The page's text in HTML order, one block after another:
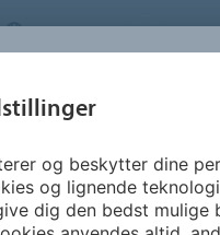
DENMARK
DOWNLOADS
og beskytter dine
og lignende
dig den bedst mulige